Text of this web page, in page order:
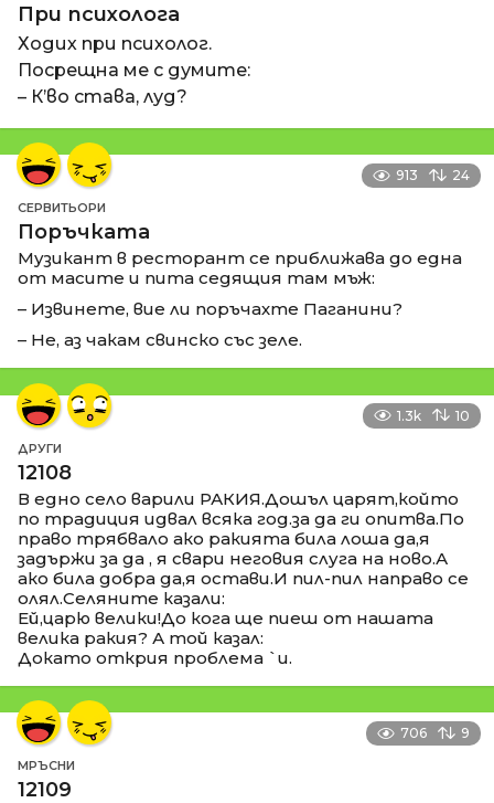
При психолога
Ходих при психолог.
Посрещна ме с думите:
– К’во става, луд?
913 24
СЕРВИТЬОРИ
Поръчката
Музикант в ресторант се приближава до една
от масите и пита седящия там мъж:
– Извинете, вие ли поръчахте Паганини?
– Не, аз чакам свинско със зеле.
1.3k 10
ДРУГИ
12108
В едно село варили РАКИЯ.Дошъл царят,който
по традиция идвал всяка год.за да ги опитва.По
право трябвало ако ракията била лоша да,я
задържи за да , я свари неговия слуга на ново.А
ако била добра да,я остави.И пил-пил направо се
олял.Селяните казали:
Ей,царю велики!До кога ще пиеш от нашата
велика ракия? А той казал:
Докато открия проблема `и.
706 9
МРЪСНИ
12109